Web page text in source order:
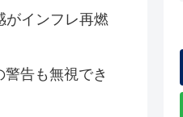
がインフレ再燃
告も無視でき